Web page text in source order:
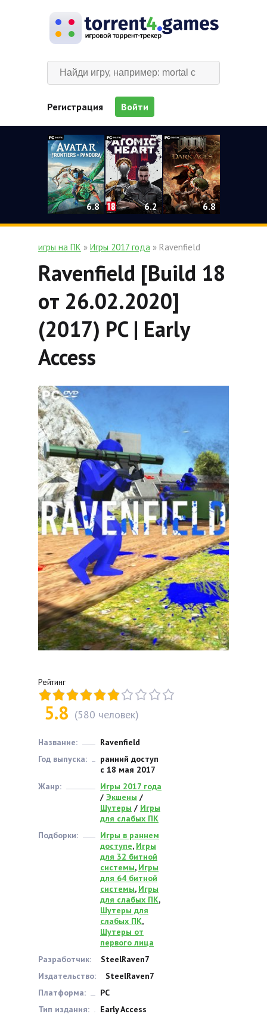
Регистрация Войти
6.8 6.2 6.8
игры на ПК » Игры 2017 года » Ravenfield
Ravenfield [Build 18
от 26.02.2020]
(2017) PC | Early
Access
Рейтинг
5.8 (580 человек)
Название:
Ravenfield
Год выпуска:
ранний доступ
с 18 мая 2017
Жанр:
Игры 2017 года
/ Экшены /
Шутеры / Игры
для слабых ПК
Подборки:
Игры в раннем
доступе, Игры
для 32 битной
системы, Игры
для 64 битной
системы, Игры
для слабых ПК,
Шутеры для
слабых ПК,
Шутеры от
первого лица
Разработчик:
SteelRaven7
Издательство:
SteelRaven7
Платформа:
PC
Тип издания:
Early Access